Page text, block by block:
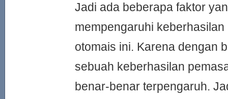
Jadi ada beberapa faktor
mempengaruhi
otomais ini. Karena dengan
sebuah keberhasilan
benar-benar terpengaruh.